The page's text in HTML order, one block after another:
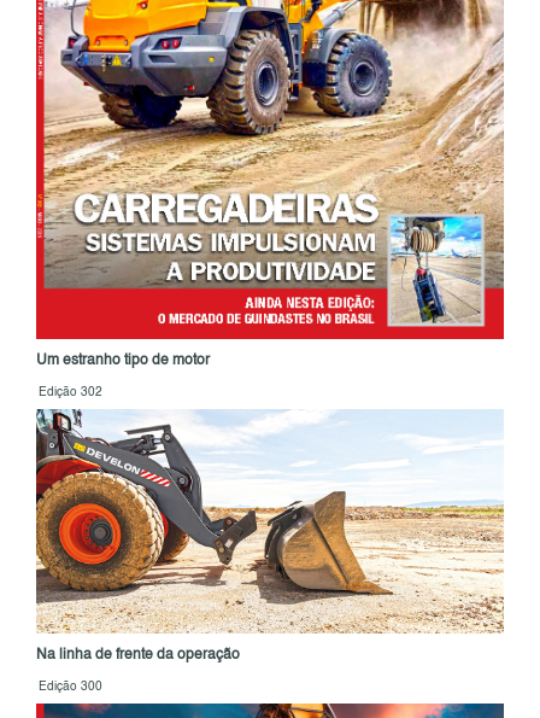
Um estranho tipo de motor
Edição 302
Na linha de frente da operação
Edição 300